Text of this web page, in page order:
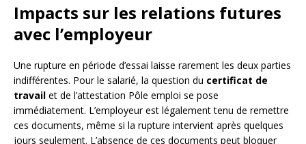
Impacts sur les relations futures
avec l’employeur
Une rupture en période d’essai laisse rarement les deux parties
indifférentes. Pour le salarié, la question du certificat de
travail et de l’attestation Pôle emploi se pose
immédiatement. L’employeur est légalement tenu de remettre
ces documents, même si la rupture intervient après quelques
jours seulement. L’absence de ces documents peut bloquer